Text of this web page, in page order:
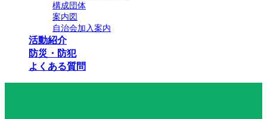
構成団体
案内図
自治会加入案内
活動紹介
防災・防犯
よくある質問